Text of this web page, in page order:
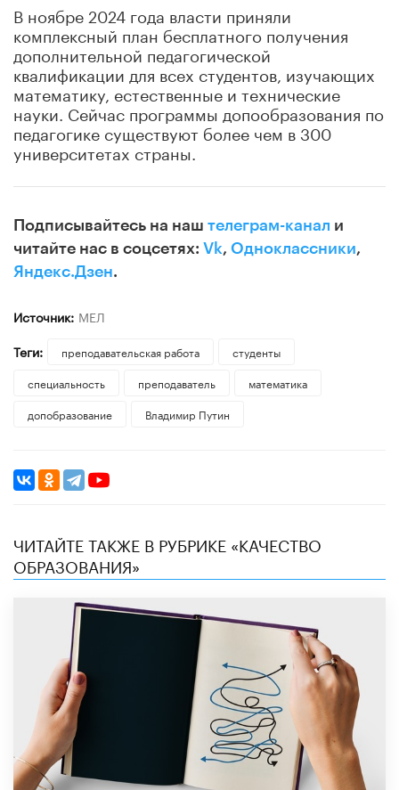
В ноябре 2024 года власти приняли
комплексный план бесплатного получения
дополнительной педагогической
квалификации для всех студентов, изучающих
математику, естественные и технические
науки. Сейчас программы допообразования по
педагогике существуют более чем в 300
университетах страны.
Подписывайтесь на наш телеграм-канал и
читайте нас в соцсетях: Vk, Одноклассники,
Яндекс.Дзен.
Источник: МЕЛ
Теги:
преподавательская работа
студенты
специальность
преподаватель
математика
допобразование
Владимир Путин
ЧИТАЙТЕ ТАКЖЕ В РУБРИКЕ «КАЧЕСТВО
ОБРАЗОВАНИЯ»